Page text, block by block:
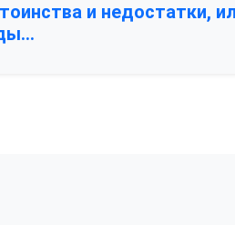
и недостатки,